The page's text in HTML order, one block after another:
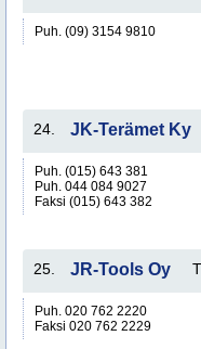
Puh. (09) 3154 9810
24. JK-Terämet Ky
Puh. (015) 643 381
Puh. 044 084 9027
Faksi (015) 643 382
25. JR-Tools Oy
Puh. 020 762 2220
Faksi 020 762 2229